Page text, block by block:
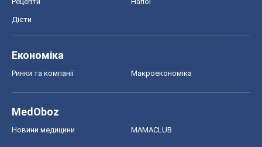
Дієти
Економіка
Ринки та компанії Макроекономіка
MedOboz
Новини медицини MAMACLUB